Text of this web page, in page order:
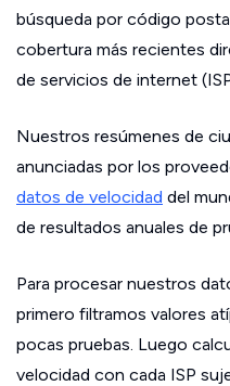
búsqueda por código
cobertura más recientes
de servicios de internet
Nuestros resúmenes de
anunciadas por los
datos de velocidad del
de resultados anuales de
Para procesar nuestros
primero filtramos valores
pocas pruebas. Luego
velocidad con cada ISP